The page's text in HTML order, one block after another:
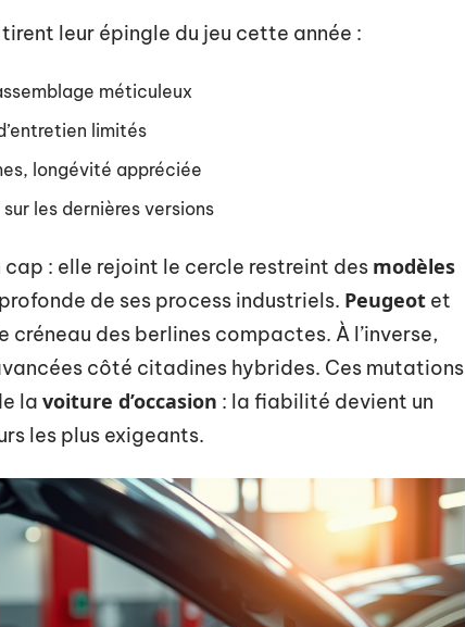
leur épingle du jeu cette année :
méticuleux
limités
longévité appréciée
les dernières versions
: elle rejoint le cercle restreint des modèles
de ses process industriels. Peugeot et
des berlines compactes. À l’inverse,
côté citadines hybrides. Ces mutations
la voiture d’occasion : la fiabilité devient un
les plus exigeants.